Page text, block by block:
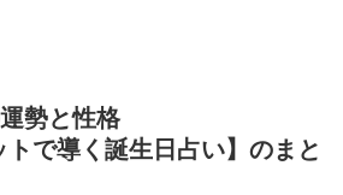
勢と性格
トで導く誕生日占い】のまと